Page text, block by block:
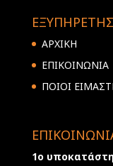
ΑΡΧΙΚΗ
ΕΠΙΚΟΙΝΩΝΙΑ
ΠΟΙΟΙ
1ο